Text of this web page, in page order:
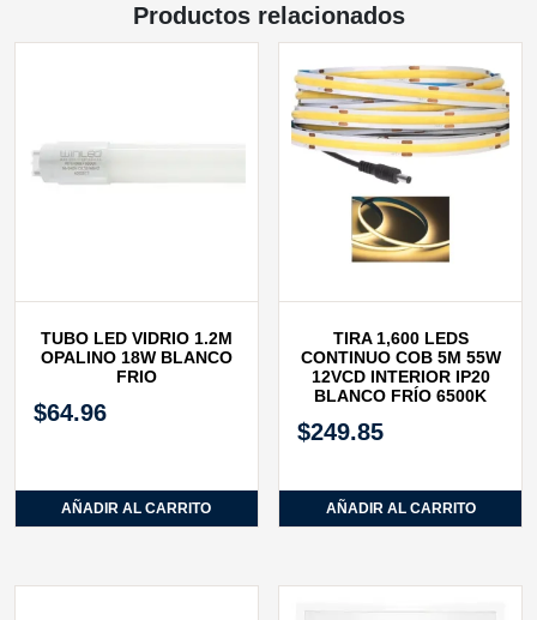
Productos relacionados
TUBO LED VIDRIO 1.2M
OPALINO 18W BLANCO
FRIO
$64.96
AÑADIR AL CARRITO
TIRA 1,600 LEDS
CONTINUO COB 5M 55W
12VCD INTERIOR IP20
BLANCO FRÍO 6500K
$249.85
AÑADIR AL CARRITO